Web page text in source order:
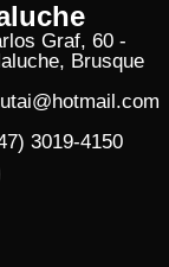
Graf, 60 -
Brusque
3019-4150